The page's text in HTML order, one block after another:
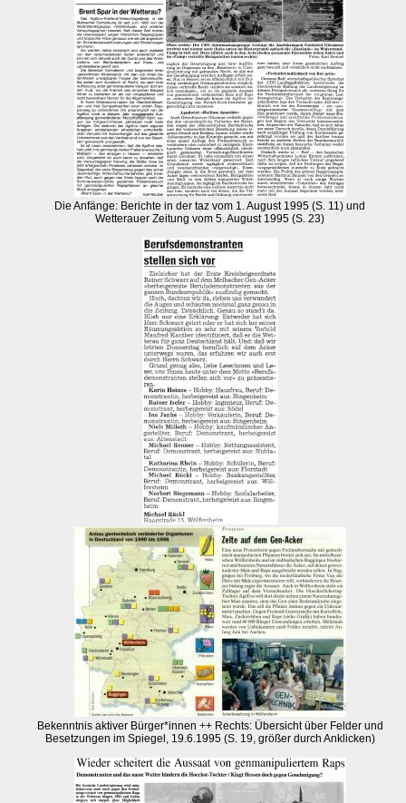
Die Anfänge: Berichte in der taz vom 1. August 1995 (S. 11) und
Wetterauer Zeitung vom 5. August 1995 (S. 23)
Bekenntnis aktiver Bürger*innen ++ Rechts: Übersicht über Felder und
Besetzungen im Spiegel, 19.6.1995 (S. 19, größer durch Anklicken)